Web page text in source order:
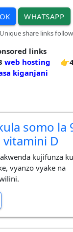
WHATSAPP
share links
links
web hosting
kiganjani
somo la
vitamini D
kujifunza
vyanzo vyake na